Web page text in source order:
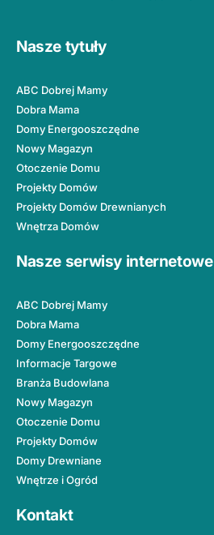
Nasze tytuły
ABC Dobrej Mamy
Dobra Mama
Domy Energooszczędne
Nowy Magazyn
Otoczenie Domu
Projekty Domów
Projekty Domów Drewnianych
Wnętrza Domów
Nasze serwisy internetowe
ABC Dobrej Mamy
Dobra Mama
Domy Energooszczędne
Informacje Targowe
Branża Budowlana
Nowy Magazyn
Otoczenie Domu
Projekty Domów
Domy Drewniane
Wnętrze i Ogród
Kontakt